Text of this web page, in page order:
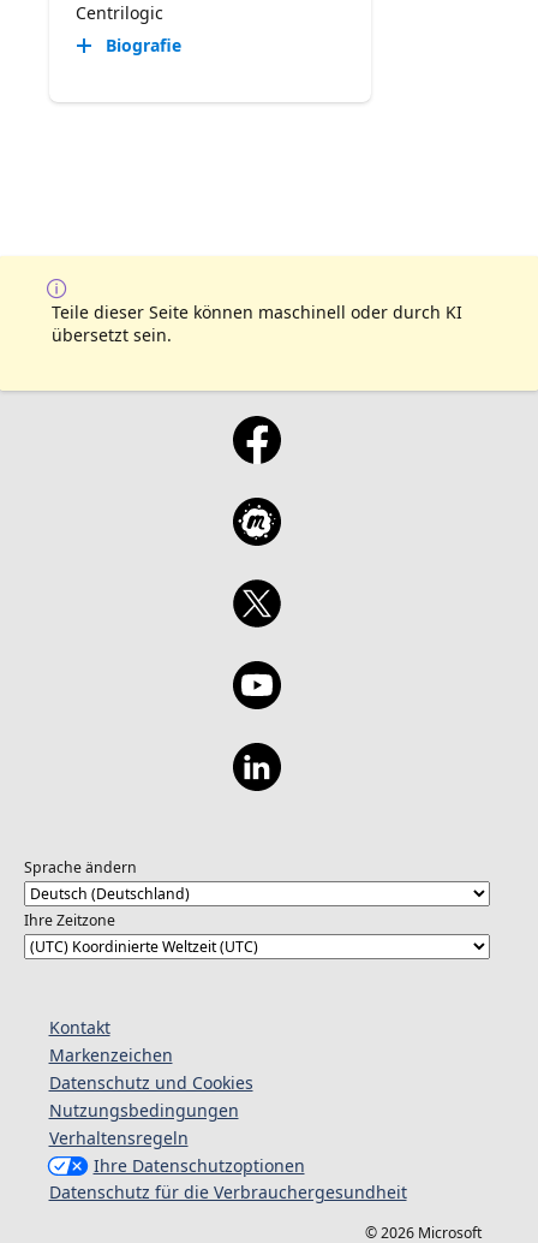
Centrilogic
Biografie
Teile dieser Seite können maschinell oder durch KI
übersetzt sein.
Sprache ändern
Ihre Zeitzone
Kontakt
Markenzeichen
Datenschutz und Cookies
Nutzungsbedingungen
Verhaltensregeln
Ihre Datenschutzoptionen
Datenschutz für die Verbrauchergesundheit
© 2026 Microsoft